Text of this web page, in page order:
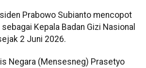
Prabowo Subianto mencopot
sebagai Kepala Badan Gizi Nasional
2 Juni 2026.
Negara (Mensesneg) Prasetyo